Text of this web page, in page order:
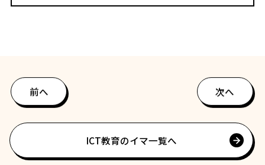
前へ 次へ
ICT教育のイマ一覧へ